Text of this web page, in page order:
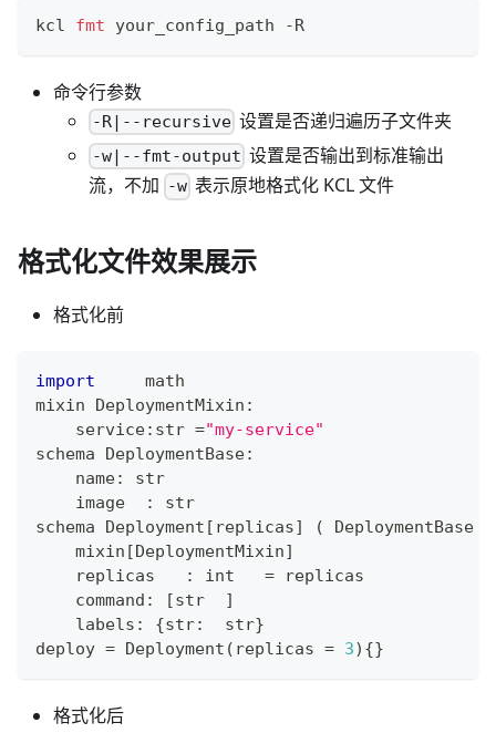
kcl fmt your_config_path -R
命令行参数
-R|--recursive 设置是否递归遍历子文件夹
-w|--fmt-output 设置是否输出到标准输出
流，不加 -w 表示原地格式化 KCL 文件
格式化文件效果展示
格式化前
import
     math
mixin DeploymentMixin :
    service
: str ="my-service"
schema DeploymentBase:
    name
:
str
    image
:
str
schema Deployment [ replicas] ( DeploymentBase
    mixin
[ DeploymentMixin]
    replicas
: int = replicas
    command
: [str
]
    labels
: {str: str}
deploy = Deployment ( replicas = 3) {}
格式化后